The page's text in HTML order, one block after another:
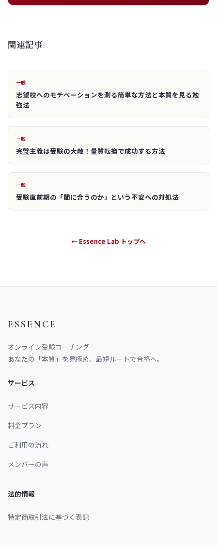
関連記事
一般
志望校へのモチベーションを測る簡単な方法と本質を見る勉
強法
一般
完璧主義は受験の大敵！量質転換で成功する方法
一般
受験直前期の「間に合うのか」という不安への対処法
← Essence Lab トップへ
ESSENCE
オンライン受験コーチング
あなたの「本質」を見極め、最短ルートで合格へ。
サービス
サービス内容
料金プラン
ご利用の流れ
メンバーの声
法的情報
特定商取引法に基づく表記